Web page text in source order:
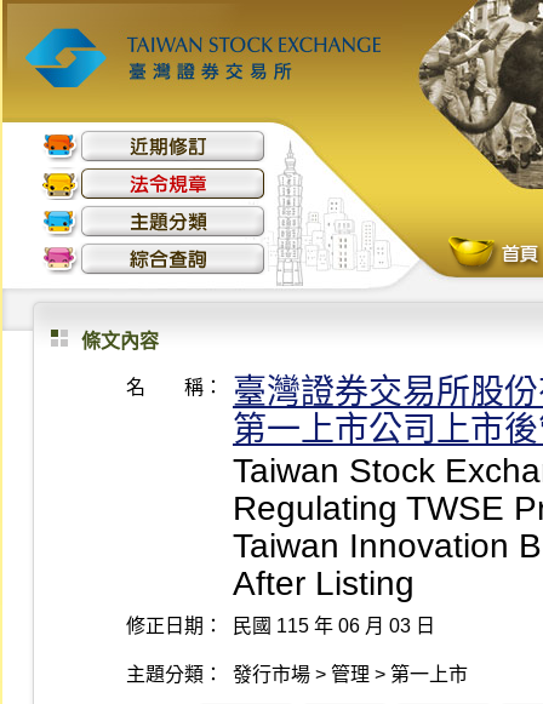
條文內容
名 稱：
臺灣證券交易所股
第一上市公司上市
Taiwan Stock
Regulating TWSE
Taiwan Innovation
After Listing
修正日期： 民國 115 年 06 月 03 日
主題分類： 發行市場 > 管理 > 第一上市